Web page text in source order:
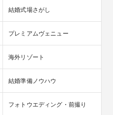
結婚式場さがし
プレミアムヴェニュー
海外リゾート
結婚準備ノウハウ
フォトウエディング・前撮り